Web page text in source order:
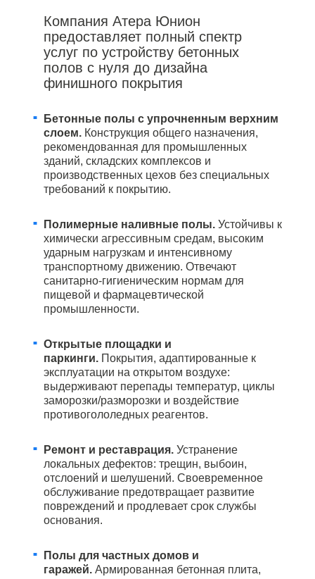
Компания Атера Юнион
предоставляет полный спектр
услуг по устройству бетонных
полов с нуля до дизайна
финишного покрытия
Бетонные полы с упрочненным верхним
слоем.Конструкция общего назначения,
рекомендованная для промышленных
зданий, складских комплексов и
производственных цехов без специальных
требований к покрытию.
Полимерные наливные полы.Устойчивы к
химически агрессивным средам, высоким
ударным нагрузкам и интенсивному
транспортному движению. Отвечают
санитарно-гигиеническим нормам для
пищевой и фармацевтической
промышленности.
Открытые площадки и
паркинги.Покрытия, адаптированные к
эксплуатации на открытом воздухе:
выдерживают перепады температур, циклы
заморозки/разморозки и воздействие
противогололедных реагентов.
Ремонт и реставрация.Устранение
локальных дефектов: трещин, выбоин,
отслоений и шелушений. Своевременное
обслуживание предотвращает развитие
повреждений и продлевает срок службы
основания.
Полы для частных домов и
гаражей.Армированная бетонная плита,